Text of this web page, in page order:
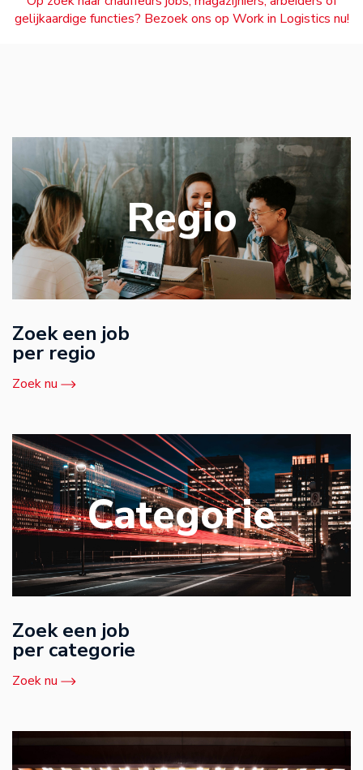
gelijkaardige functies? Bezoek ons op Work in Logistics nu!
Regio
Zoek een job
per regio
Zoek nu
Categorie
Zoek een job
per categorie
Zoek nu